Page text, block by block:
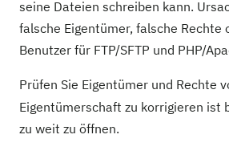
seine Dateien schreiben kann.
falsche Eigentümer, falsche Rechte
Benutzer für FTP/SFTP und PHP/
Prüfen Sie Eigentümer und Rechte
Eigentümerschaft zu korrigieren ist
zu weit zu öffnen.